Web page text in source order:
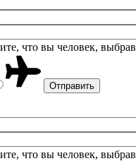
что вы человек, выбрав
что вы человек, выбрав